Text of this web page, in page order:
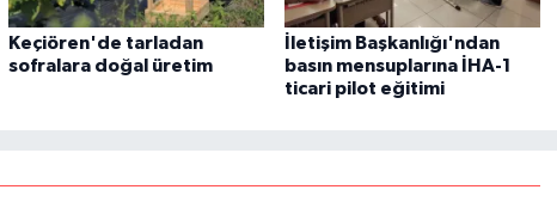
Keçiören'de tarladan
sofralara doğal üretim
İletişim Başkanlığı'ndan
basın mensuplarına İHA-1
ticari pilot eğitimi